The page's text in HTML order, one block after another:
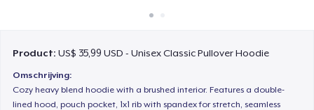
Product:US$ 35,99 USD - Unisex Classic Pullover Hoodie
Omschrijving:
Cozy heavy blend hoodie with a brushed interior. Features a double-
lined hood, pouch pocket, 1x1 rib with spandex for stretch, seamless